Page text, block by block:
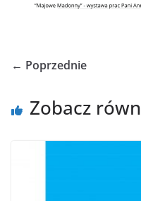
← Poprzednie
Zobacz